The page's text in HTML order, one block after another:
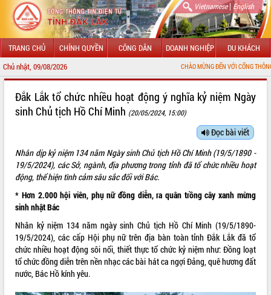
Vietnamese| English
TRANG CHỦ CHÍNH QUYỀN CÔNG DÂN DOANH NGHIỆP DU KHÁCH
Chủ nhật, 09/08/2026 CHÀO MỪNG ĐẾN VỚI CỔNG THÔNG TIN ĐIỆN TỬ
GIỚI THIỆU
LÃNH ĐẠO UBND TỈNH
SỞ, BAN, NGÀNH
THÔNG TIN CHỈ ĐẠO ĐIỀU HÀNH
HỆ THỐNG VĂN BẢN
VĂN BẢN HĐND TỈNH
Đắk Lắk tổ chức nhiều hoạt động ý nghĩa kỷ niệm Ngày
sinh Chủ tịch Hồ Chí Minh (20/05/2024, 15:00)
Đọc bài viết
Nhân dịp kỷ niệm 134 năm Ngày sinh Chủ tịch Hồ Chí Minh (19/5/1890 -
19/5/2024), các Sở, ngành, địa phương trong tỉnh đã tổ chức nhiều hoạt
động, thể hiện tình cảm sâu sắc đối với Bác.
* Hơn 2.000 hội viên, phụ nữ đồng diễn, ra quân trồng cây xanh mừng
sinh nhật Bác
Nhân kỷ niệm 134 năm ngày sinh Chủ tịch Hồ Chí Minh (19/5/1890-
19/5/2024), các cấp Hội phụ nữ trên địa bàn toàn tỉnh Đắk Lắk đã tổ
chức nhiều hoạt động sôi nổi, thiết thực tổ chức kỷ niệm như: Đồng loạt
tổ chức đồng diễn trên nền nhạc các bài hát ca ngợi Đảng, quê hương đất
nước, Bác Hồ kính yêu.